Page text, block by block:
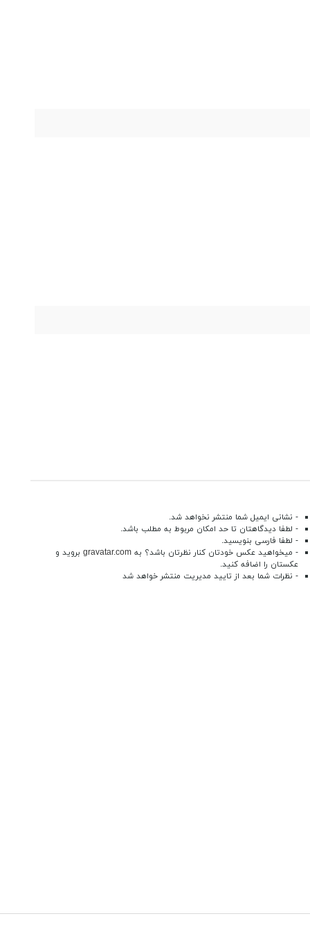
- نشانی ایمیل شما منتشر نخواهد شد.
- لطفا دیدگاهتان تا حد امکان مربوط به مطلب باشد.
- لطفا فارسی بنویسید.
- میخواهید عکس خودتان کنار نظرتان باشد؟ به gravatar.com بروید و
عکستان را اضافه کنید.
- نظرات شما بعد از تایید مدیریت منتشر خواهد شد